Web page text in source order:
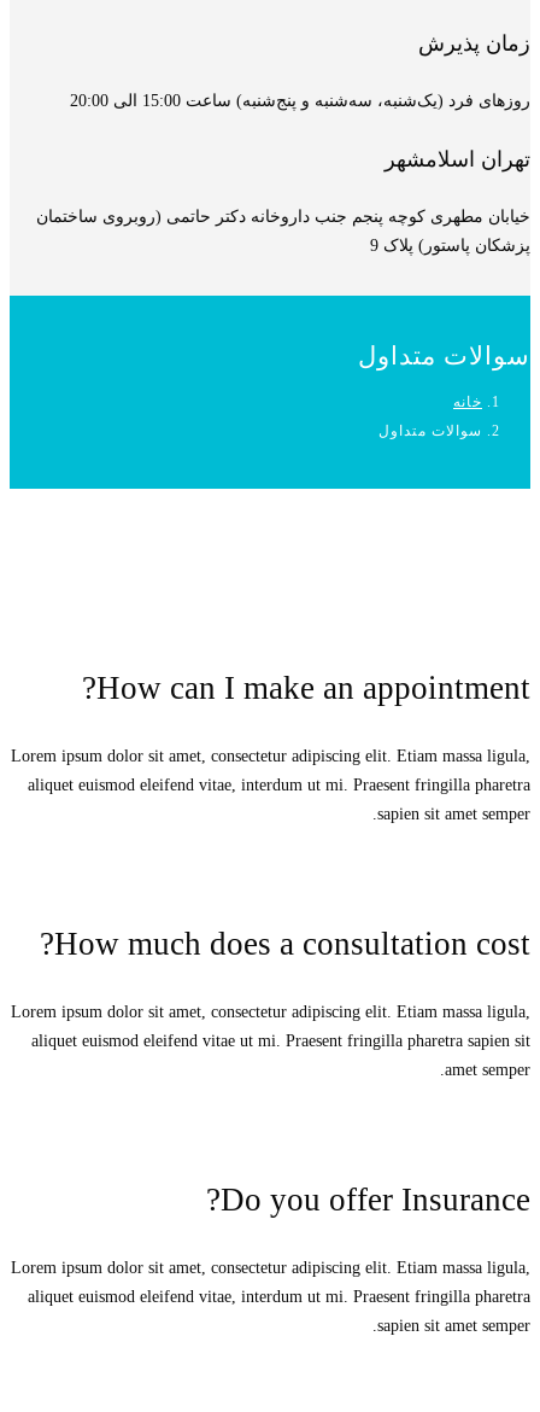
زمان پذیرش
روزهای فرد (یک‌شنبه، سه‌شنبه و پنج‌شنبه) ساعت 15:00 الی 20:00
تهران اسلامشهر
خیابان مطهری کوچه پنجم جنب داروخانه دکتر حاتمی (روبروی ساختمان
پزشکان پاستور) پلاک 9
سوالات متداول
خانه
سوالات متداول
How can I make an appointment?
Lorem ipsum dolor sit amet, consectetur adipiscing elit. Etiam massa ligula,
aliquet euismod eleifend vitae, interdum ut mi. Praesent fringilla pharetra
sapien sit amet semper.
How much does a consultation cost?
Lorem ipsum dolor sit amet, consectetur adipiscing elit. Etiam massa ligula,
aliquet euismod eleifend vitae ut mi. Praesent fringilla pharetra sapien sit
amet semper.
Do you offer Insurance?
Lorem ipsum dolor sit amet, consectetur adipiscing elit. Etiam massa ligula,
aliquet euismod eleifend vitae, interdum ut mi. Praesent fringilla pharetra
sapien sit amet semper.